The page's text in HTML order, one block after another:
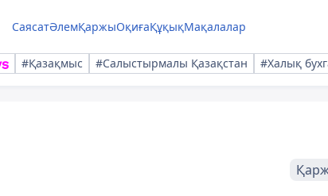
СаясатӘлемҚаржыОқиғаҚұқықМақалалар
#Қазақмыс #Салыстырмалы Қазақстан #Халық